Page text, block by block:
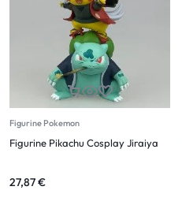
Figurine Pokemon
Figurine Pikachu Cosplay Jiraiya
27,87€